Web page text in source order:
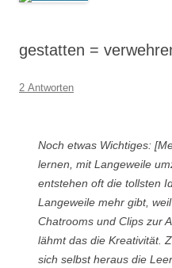
gestatten =
2 Antworten
Noch etwas Wichtiges:
lernen, mit Langeweile
entstehen oft die tollsten
Langeweile mehr gibt,
Chatrooms und Clips zur
lähmt das die Kreativität.
sich selbst heraus die